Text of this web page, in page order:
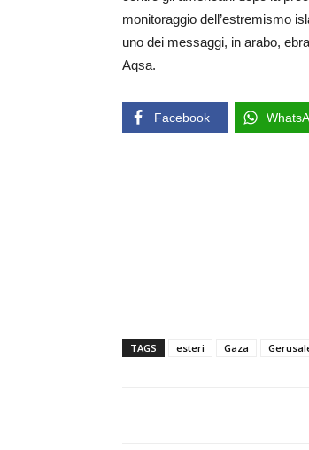
monitoraggio dell’estremismo
uno dei messaggi, in arabo,
Aqsa.
Facebook
TAGS esteri Gaza